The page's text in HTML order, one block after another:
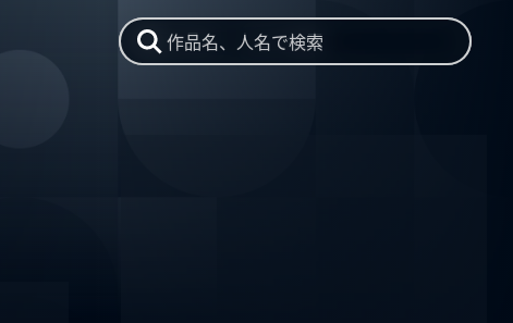
作品名、人名で検索